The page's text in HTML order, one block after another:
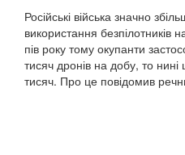
Російські війська значно
використання
пів року тому окупанти
тисяч дронів на добу, то
тисяч. Про це повідомив